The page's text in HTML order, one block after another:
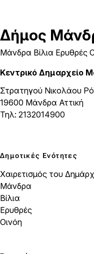
Δήμος
Μάνδρα Βίλια Ερυθρές
Κεντρικό Δημαρχείο
Στρατηγού Νικολάου
19600 Μάνδρα Αττική
Τηλ: 2132014900
Δημοτικές Ενότητες
Χαιρετισμός του
Μάνδρα
Βίλια
Ερυθρές
Οινόη